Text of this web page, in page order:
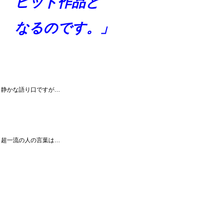
なるのです。」
静かな語り口ですが…
超一流の人の言葉は…